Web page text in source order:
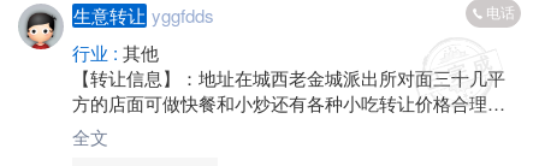
生意转让 yggfdds 电话
行业 : 其他
【转让信息】：地址在城西老金城派出所对面三十几平
方的店面可做快餐和小炒还有各种小吃转让价格合理接
手可做。
全文